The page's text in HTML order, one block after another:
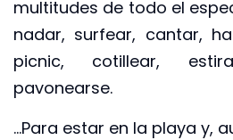
multitudes de todo el
nadar, surfear, cantar,
picnic, cotillear,
pavonearse.
…Para estar en la playa y,